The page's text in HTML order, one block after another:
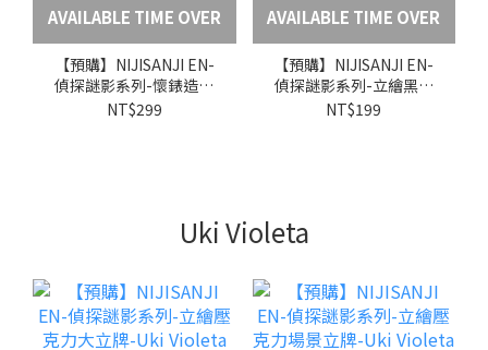
AVAILABLE TIME OVER
【預購】NIJISANJI EN-
偵探謎影系列-懷錶造型
鑰匙圈-Luca Kaneshiro
NT$299
AVAILABLE TIME OVER
【預購】NIJISANJI EN-
偵探謎影系列-立繪黑膠
唱片杯墊-Luca
NT$199
Uki Violeta